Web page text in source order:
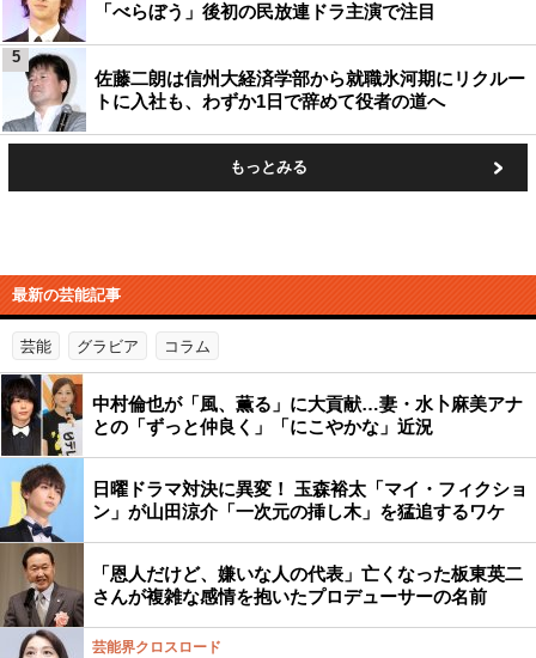
「べらぼう」後初の民放連ドラ主演で注目
佐藤二朗は信州大経済学部から就職氷河期にリクルー
トに入社も、わずか1日で辞めて役者の道へ
5
もっとみる
最新の芸能記事
芸能 グラビア コラム
中村倫也が「風、薫る」に大貢献…妻・水卜麻美アナ
との「ずっと仲良く」「にこやかな」近況
日曜ドラマ対決に異変！ 玉森裕太「マイ・フィクショ
ン」が山田涼介「一次元の挿し木」を猛追するワケ
「恩人だけど、嫌いな人の代表」亡くなった板東英二
さんが複雑な感情を抱いたプロデューサーの名前
芸能界クロスロード